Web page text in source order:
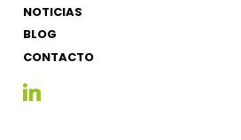
NOTICIAS
BLOG
CONTACTO